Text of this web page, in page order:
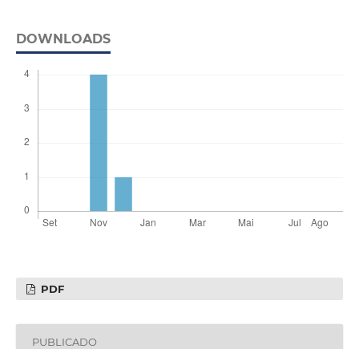
DOWNLOADS
PDF
PUBLICADO